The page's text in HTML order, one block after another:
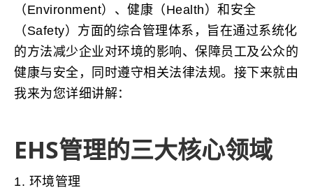
（Environment）、健康（Health）和安全
（Safety）方面的综合管理体系，旨在通过系统化
的方法减少企业对环境的影响、保障员工及公众的
健康与安全，同时遵守相关法律法规。接下来就由
我来为您详细讲解：
EHS管理的三大核心领域
1. 环境管理